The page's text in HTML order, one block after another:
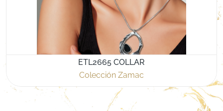
ETL2665 COLLAR
Colección Zamac